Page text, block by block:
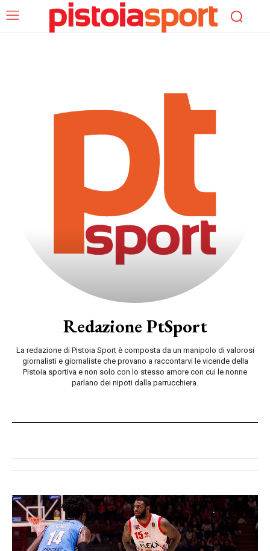
Redazione PtSport
La redazione di Pistoia Sport è composta da un manipolo di valorosi
giornalisti e giornaliste che provano a raccontarvi le vicende della
Pistoia sportiva e non solo con lo stesso amore con cui le nonne
parlano dei nipoti dalla parrucchiera.